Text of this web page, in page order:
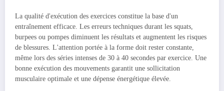
La qualité d'exécution des exercices constitue la base d'un
entraînement efficace. Les erreurs techniques durant les squats,
burpees ou pompes diminuent les résultats et augmentent les risques
de blessures. L'attention portée à la forme doit rester constante,
même lors des séries intenses de 30 à 40 secondes par exercice. Une
bonne exécution des mouvements garantit une sollicitation
musculaire optimale et une dépense énergétique élevée.